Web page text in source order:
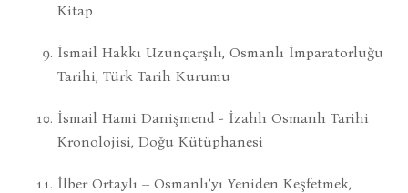
Kitap
İsmail Hakkı Uzunçarşılı, Osmanlı İmparatorluğu
Tarihi, Türk Tarih Kurumu
İsmail Hami Danişmend - İzahlı Osmanlı Tarihi
Kronolojisi, Doğu Kütüphanesi
İlber Ortaylı – Osmanlı’yı Yeniden Keşfetmek,